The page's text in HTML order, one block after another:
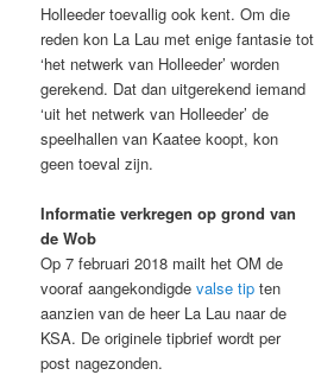
Holleeder toevallig ook kent. Om die
reden kon La Lau met enige fantasie tot
‘het netwerk van Holleeder’ worden
gerekend. Dat dan uitgerekend iemand
‘uit het netwerk van Holleeder’ de
speelhallen van Kaatee koopt, kon
geen toeval zijn.
Informatie verkregen op grond van
de Wob
Op 7 februari 2018 mailt het OM de
vooraf aangekondigde valse tip ten
aanzien van de heer La Lau naar de
KSA. De originele tipbrief wordt per
post nagezonden.